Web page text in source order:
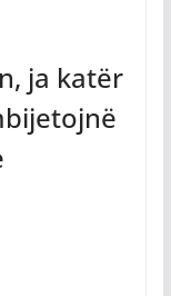
ja katër